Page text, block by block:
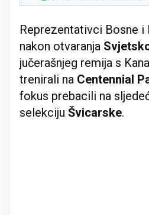
Reprezentativci Bosne i
nakon otvaranja
jučerašnjeg remija s
trenirali na Centennial
fokus prebacili na
selekciju Švicarske.